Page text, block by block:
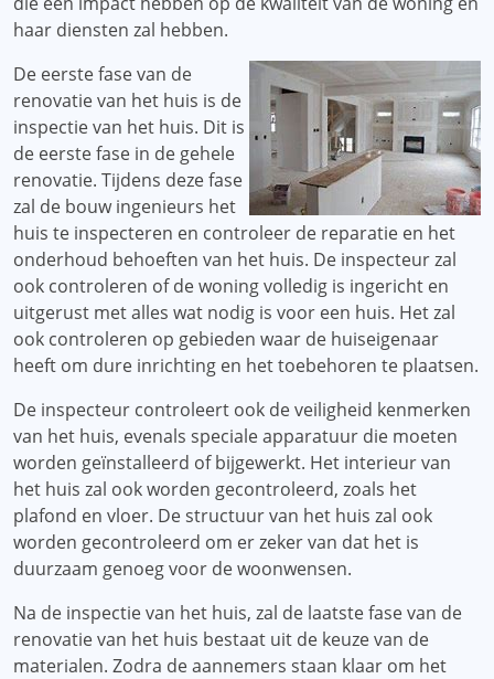
haar diensten zal hebben.
De eerste fase van de
renovatie van het huis is de
inspectie van het huis. Dit is
de eerste fase in de gehele
renovatie. Tijdens deze fase
zal de bouw ingenieurs het
huis te inspecteren en controleer de reparatie en het
onderhoud behoeften van het huis. De inspecteur zal
ook controleren of de woning volledig is ingericht en
uitgerust met alles wat nodig is voor een huis. Het zal
ook controleren op gebieden waar de huiseigenaar
heeft om dure inrichting en het toebehoren te plaatsen.
De inspecteur controleert ook de veiligheid kenmerken
van het huis, evenals speciale apparatuur die moeten
worden geïnstalleerd of bijgewerkt. Het interieur van
het huis zal ook worden gecontroleerd, zoals het
plafond en vloer. De structuur van het huis zal ook
worden gecontroleerd om er zeker van dat het is
duurzaam genoeg voor de woonwensen.
Na de inspectie van het huis, zal de laatste fase van de
renovatie van het huis bestaat uit de keuze van de
materialen. Zodra de aannemers staan ​​klaar om het